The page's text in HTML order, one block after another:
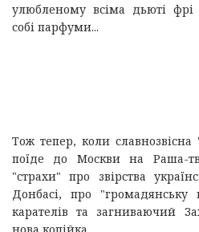
улюбленому всіма дьюті
собі парфуми...
Тож тепер, коли славнозвісна
поїде до Москви на Раша-тв
"страхи" про звірства
Донбасі, про "громадянську
карателів та загниваючий
нова копійка.